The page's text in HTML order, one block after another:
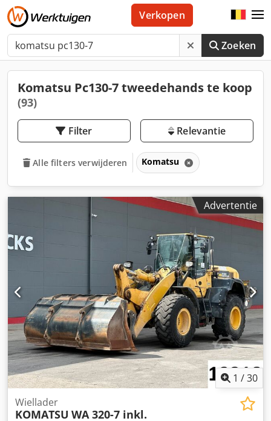
Zoeken
Verkopen
Komatsu Pc130-7 tweedehands te koop
(93)
Filter Relevantie
Alle filters verwijderen Komatsu
Advertentie
1 /30
Wiellader
KOMATSU WA 320-7 inkl.